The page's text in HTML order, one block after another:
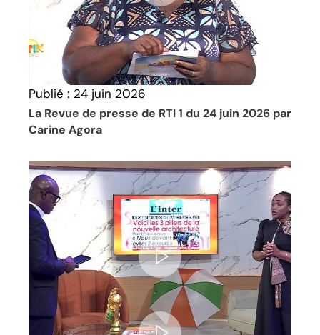
Publié : 24 juin 2026
La Revue de presse de RTI 1 du 24 juin 2026 par
Carine Agora